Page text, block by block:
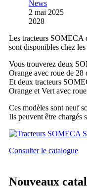
News
2 mai 2025
2028
Les tracteurs SOMECA
sont disponibles chez
Vous trouverez deux
Orange avec roue de 28
Et deux tracteurs
Orange et Vert avec
Ces modèles sont neuf
Ils peuvent être chargés
Consulter le catalogue
Nouveaux